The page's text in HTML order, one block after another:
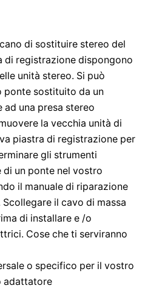
di sostituire stereo del
di registrazione dispongono
unità stereo. Si può
ponte sostituito da un
una presa stereo
la vecchia unità di
piastra di registrazione per
gli strumenti
di un ponte nel vostro
il manuale di riparazione
il cavo di massa
di installare e /o
Cose che ti serviranno
o specifico per il vostro
adattatore